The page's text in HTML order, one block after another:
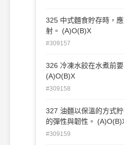
325 中式麵食貯存時，
射。 (A)O(B)X
#309157
326 冷凍水餃在水煮前要
(A)O(B)X
#309158
327 油麵以保溫的方式
的彈性與韌性。
#309159